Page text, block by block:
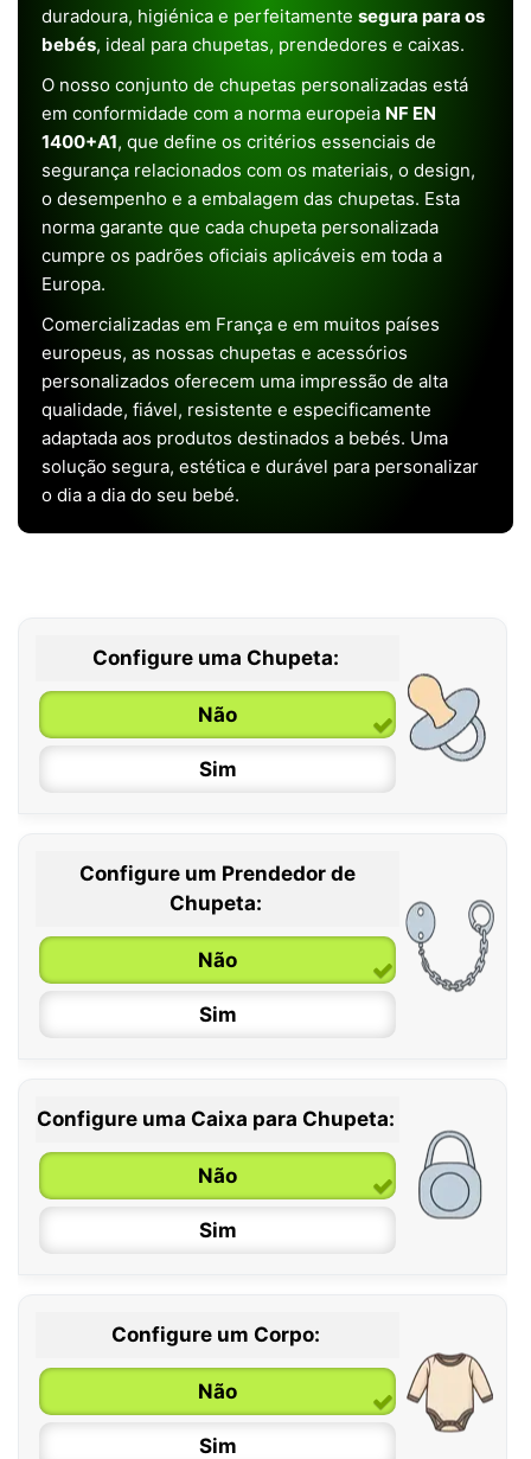
duradoura, higiénica e perfeitamente segura para os
bebés, ideal para chupetas, prendedores e caixas.
O nosso conjunto de chupetas personalizadas está
em conformidade com a norma europeia NF EN
1400+A1, que define os critérios essenciais de
segurança relacionados com os materiais, o design,
o desempenho e a embalagem das chupetas. Esta
norma garante que cada chupeta personalizada
cumpre os padrões oficiais aplicáveis em toda a
Europa.
Comercializadas em França e em muitos países
europeus, as nossas chupetas e acessórios
personalizados oferecem uma impressão de alta
qualidade, fiável, resistente e especificamente
adaptada aos produtos destinados a bebés. Uma
solução segura, estética e durável para personalizar
o dia a dia do seu bebé.
Configure uma Chupeta:
Não
Sim
0 / 6 meses
6 / 36 meses
Configure um Prendedor de
Chupeta:
Não
Sim
Configure uma Caixa para Chupeta:
Não
Sim
Configure um Corpo:
Não
Sim